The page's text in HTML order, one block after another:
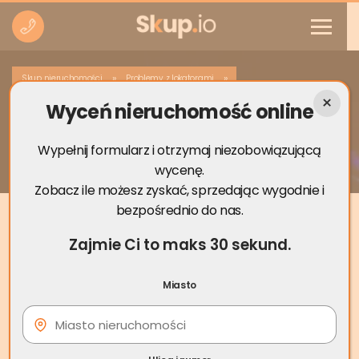
Skup nieruchomości » Problemy z lokatorami »
Czy lokator może nie wpuścić
właściciela?
Wyceń nieruchomość online
Wypełnij formularz i otrzymaj niezobowiązującą
wycenę.
Zobacz ile możesz zyskać, sprzedając wygodnie i
bezpośrednio do nas.
Zajmie Ci to maks 30 sekund.
Miasto